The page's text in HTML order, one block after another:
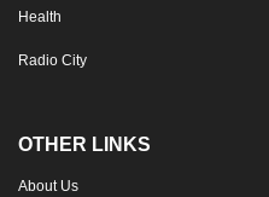
Health
Radio City
OTHER LINKS
About Us